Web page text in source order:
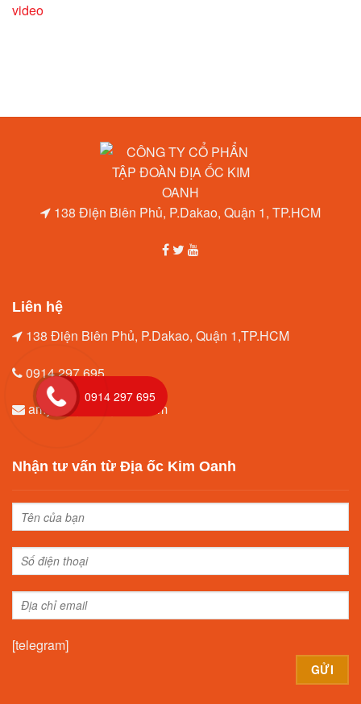
video
138 Điện Biên Phủ, P.Dakao, Quận 1, TP.HCM
Liên hệ
138 Điện Biên Phủ, P.Dakao, Quận 1,TP.HCM
0914.297.695
amytrang96@gmail.com
Nhận tư vấn từ Địa ốc Kim Oanh
[telegram]
0914 297 695